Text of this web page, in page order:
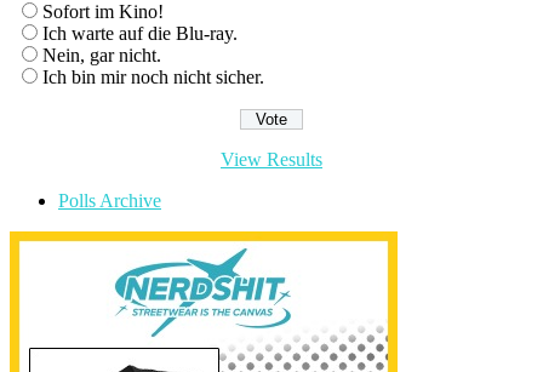
Sofort im Kino!
Ich warte auf die Blu-ray.
Nein, gar nicht.
Ich bin mir noch nicht sicher.
View Results
Polls Archive